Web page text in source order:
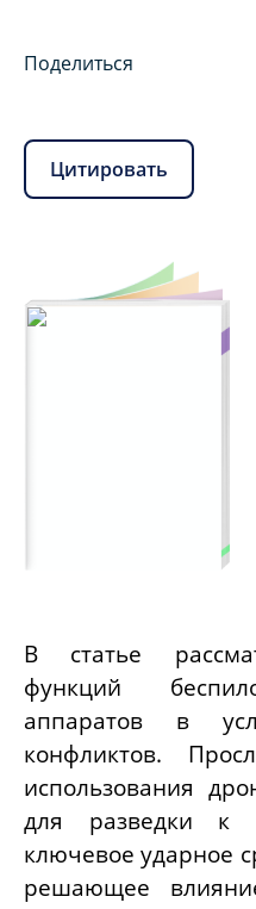
Поделиться
Цитировать
В статье
функций
аппаратов в
конфликтов.
использования
для разведки к
ключевое ударное
решающее